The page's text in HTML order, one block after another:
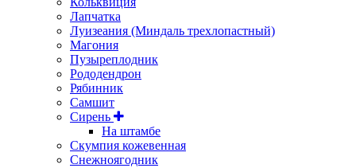
Лапчатка
Луизеания (Миндаль трехлопастный)
Магония
Пузыреплодник
Рододендрон
Рябинник
Самшит
Сирень
На штамбе
Скумпия кожевенная
Снежноягодник